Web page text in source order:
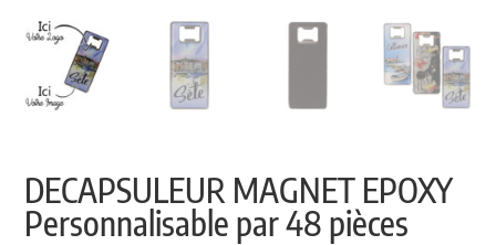
DECAPSULEUR MAGNET EPOXY
Personnalisable par 48 pièces